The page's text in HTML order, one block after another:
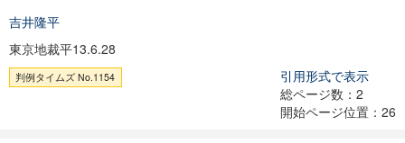
吉井隆平
東京地裁平13.6.28
判例タイムズ No.1154
引用形式で表示
総ページ数：2
開始ページ位置：26